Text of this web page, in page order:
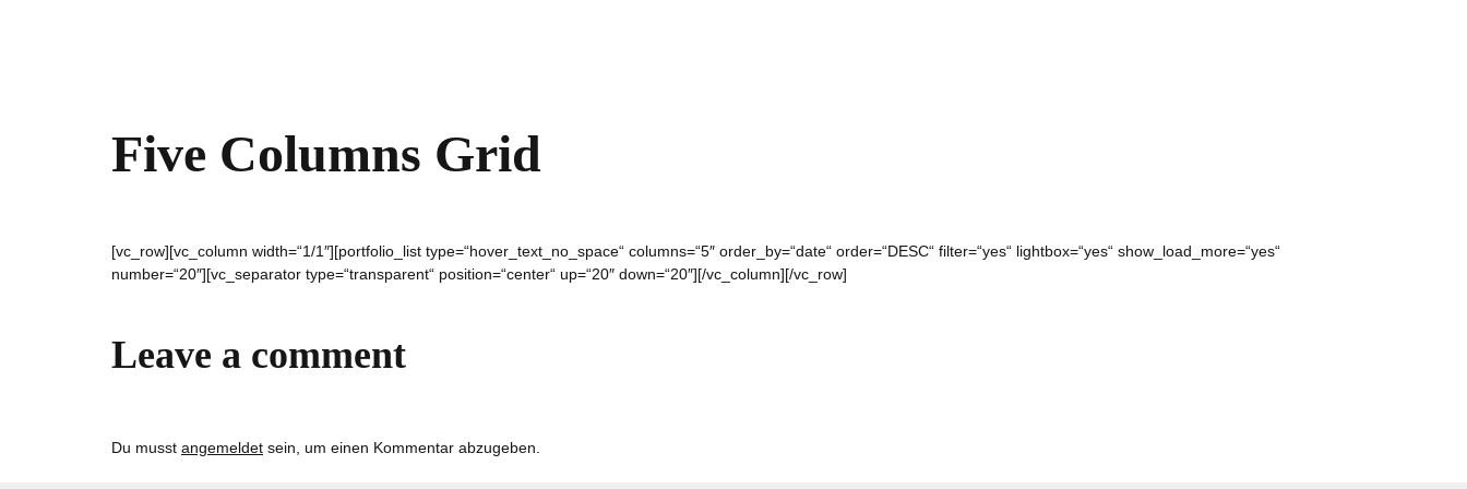
Five Columns Grid
[vc_row][vc_column width=“1/1″][portfolio_list type=“hover_text_no_space“ columns=“5″ order_by=“date“ order=“DESC“ filter=“yes“ lightbox=“yes“ show_load_more=“yes“
number=“20″][vc_separator type=“transparent“ position=“center“ up=“20″ down=“20″][/vc_column][/vc_row]
Leave a comment
Du musst angemeldet sein, um einen Kommentar abzugeben.